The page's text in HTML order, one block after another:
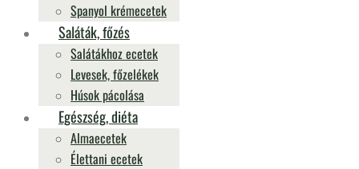
Spanyol krémecetek
Saláták, főzés
Salátákhoz ecetek
Levesek, főzelékek
Húsok pácolása
Egészség, diéta
Almaecetek
Élettani ecetek